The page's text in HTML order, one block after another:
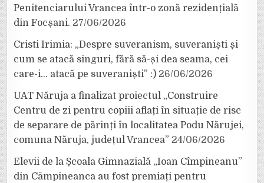
Penitenciarului Vrancea într-o zonă rezidențială
din Focșani. 27/06/2026
Cristi Irimia: „Despre suveranism, suveraniști și
cum se atacă singuri, fără să-și dea seama, cei
care-i… atacă pe suveraniști” :) 26/06/2026
UAT Năruja a finalizat proiectul „Construire
Centru de zi pentru copiii aflați în situație de risc
de separare de părinți în localitatea Podu Nărujei,
comuna Năruja, județul Vrancea” 24/06/2026
Elevii de la Școala Gimnazială „Ioan Cîmpineanu”
din Câmpineanca au fost premiați pentru